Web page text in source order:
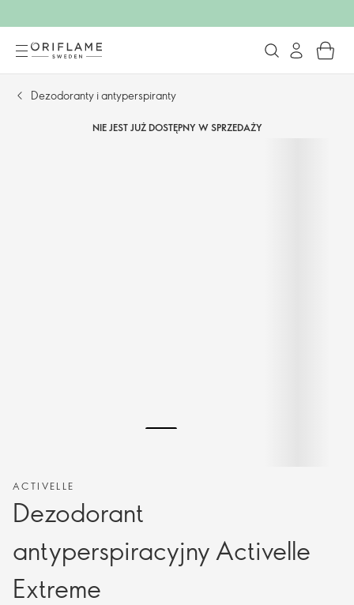
Dezodoranty i antyperspiranty
NIE JEST JUŻ DOSTĘPNY W SPRZEDAŻY
ACTIVELLE
Dezodorant
antyperspiracyjny Activelle
Extreme